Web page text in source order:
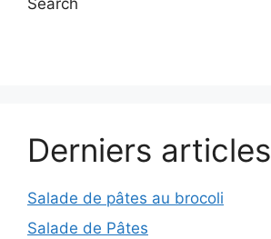
Derniers articles
Salade de pâtes au brocoli
Salade de Pâtes